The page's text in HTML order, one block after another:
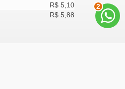
R$ 5,10
R$ 5,88
2